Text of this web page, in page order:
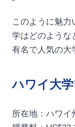
このように魅力
学はどのような
有名で人気の大
ハワイ大学
所在地：ハワイ